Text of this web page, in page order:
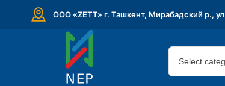
ООО «ZETT» г. Ташкент, Мирабадский р.,